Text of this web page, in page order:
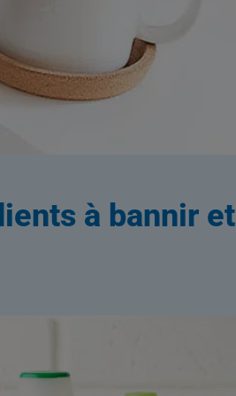
à bannir et